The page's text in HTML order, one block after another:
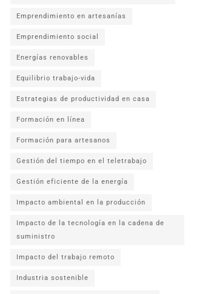
Emprendimiento en artesanías
Emprendimiento social
Energías renovables
Equilibrio trabajo-vida
Estrategias de productividad en casa
Formación en línea
Formación para artesanos
Gestión del tiempo en el teletrabajo
Gestión eficiente de la energía
Impacto ambiental en la producción
Impacto de la tecnología en la cadena de
suministro
Impacto del trabajo remoto
Industria sostenible